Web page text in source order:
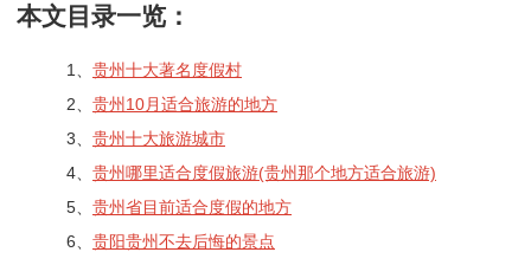
本文目录一览：
1、 贵州十大著名度假村
2、 贵州10月适合旅游的地方
3、 贵州十大旅游城市
4、 贵州哪里适合度假旅游(贵州那个地方适合旅游)
5、 贵州省目前适合度假的地方
6、 贵阳贵州不去后悔的景点